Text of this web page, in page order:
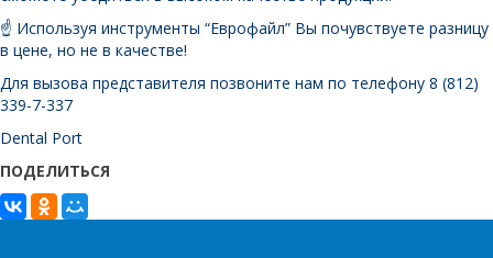
☝️ Используя инструменты “Еврофайл” Вы почувствуете разницу
в цене, но не в качестве!
Для вызова представителя позвоните нам по телефону 8 (812)
339-7-337
Dental Port
ПОДЕЛИТЬСЯ